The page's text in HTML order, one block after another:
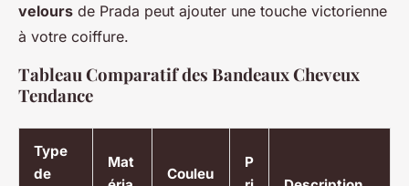
velours de Prada peut ajouter une touche victorienne
à votre coiffure.
Tableau Comparatif des Bandeaux Cheveux
Tendance
Type
de
Mat
Couleu
P